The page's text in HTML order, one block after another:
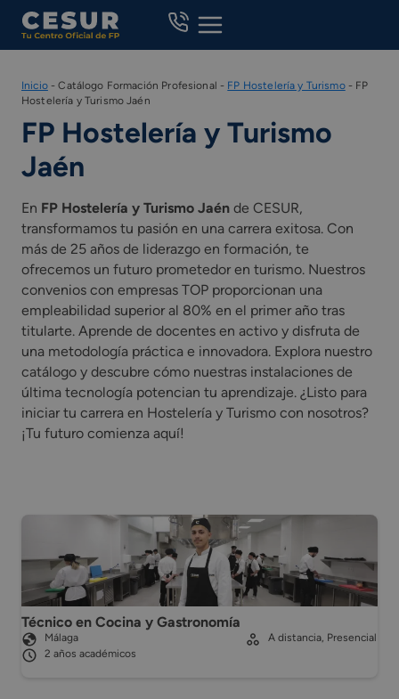
Skip
content
Inicio-Catálogo Formación Profesional - FP Hostelería y Turismo- FP
Hostelería y Turismo Jaén
FP Hostelería y Turismo
Jaén
En FP Hostelería y Turismo Jaén de CESUR,
transformamos tu pasión en una carrera exitosa. Con
más de 25 años de liderazgo en formación, te
ofrecemos un futuro prometedor en turismo. Nuestros
convenios con empresas TOP proporcionan una
empleabilidad superior al 80% en el primer año tras
titularte. Aprende de docentes en activo y disfruta de
una metodología práctica e innovadora. Explora nuestro
catálogo y descubre cómo nuestras instalaciones de
última tecnología potencian tu aprendizaje. ¿Listo para
iniciar tu carrera en Hostelería y Turismo con nosotros?
¡Tu futuro comienza aquí!
Técnico en Cocina y Gastronomía
Málaga
2 años académicos
A distancia, Presencial